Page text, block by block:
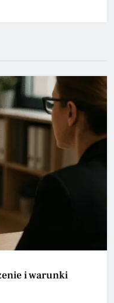
i warunki